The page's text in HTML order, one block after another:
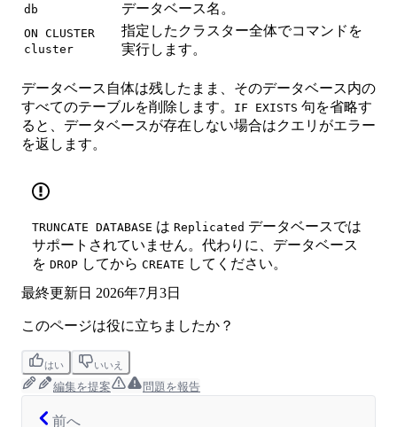
db データベース名。
ON CLUSTER
cluster
指定したクラスター全体でコマンドを
実行します。
データベース自体は残したまま、そのデータベース内の
すべてのテーブルを削除します。
IF EXISTS 句を省略す
ると、データベースが存在しない場合はクエリがエラー
を返します。
TRUNCATE DATABASE は Replicated データベースでは
サポートされていません。代わりに、データベース
を DROP してから CREATE してください。
最終更新日 2026年7月3日
このページは役に立ちましたか？
はい いいえ
編集を提案 問題を報告
前へ